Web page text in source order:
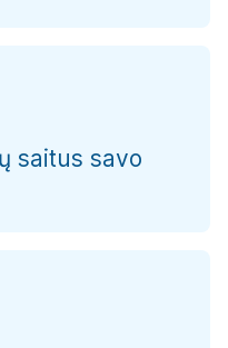
saitus savo